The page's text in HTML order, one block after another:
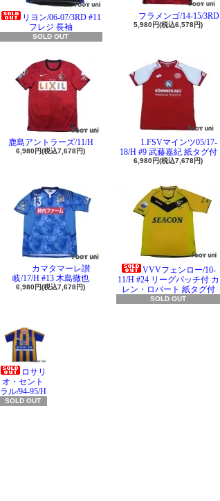
リヨン/06-07/3RD #11
フレジ 長袖
SOLD OUT
フラメンゴ/14-15/3RD
5,980円(税込6,578円)
鹿島アントラーズ/11/H
6,980円(税込7,678円)
1.FSVマインツ05/17-
18/H #9 武藤嘉紀 紙タグ付
6,980円(税込7,678円)
カマタマーレ讃
岐/17/H #13 木島徹也
6,980円(税込7,678円)
VVVフェンロー/10-
11/H #24 リーグパッチ付 カ
レン・ロバート 紙タグ付
SOLD OUT
ロサリ
オ・セント
ラル/94-95/H
SOLD OUT